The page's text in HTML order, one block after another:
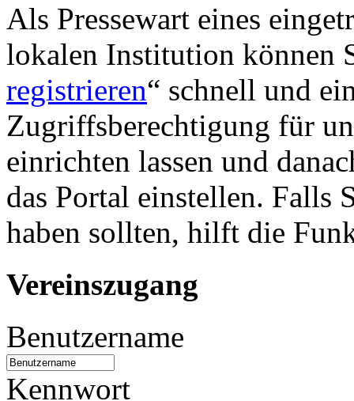
Als Pressewart eines
lokalen Institution können
registrieren“ schnell und
Zugriffsberechtigung für
einrichten lassen und
das Portal einstellen. Falls
haben sollten, hilft die
Vereinszugang
Benutzername
Kennwort